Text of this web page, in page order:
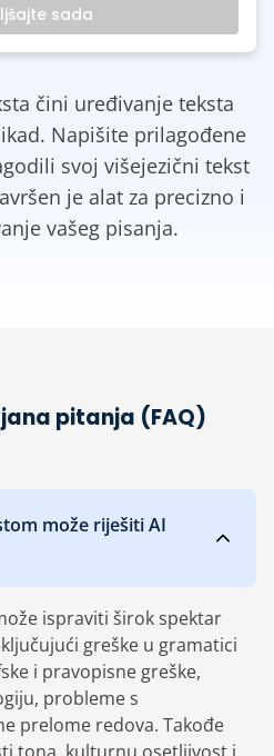
sada
čini uređivanje teksta
Napišite prilagođene
svoj višejezični tekst
je alat za precizno i
vašeg pisanja.
pitanja (FAQ)
može riješiti AI
ispraviti širok spektar
greške u gramatici
i pravopisne greške,
probleme s
prelome redova. Takođe